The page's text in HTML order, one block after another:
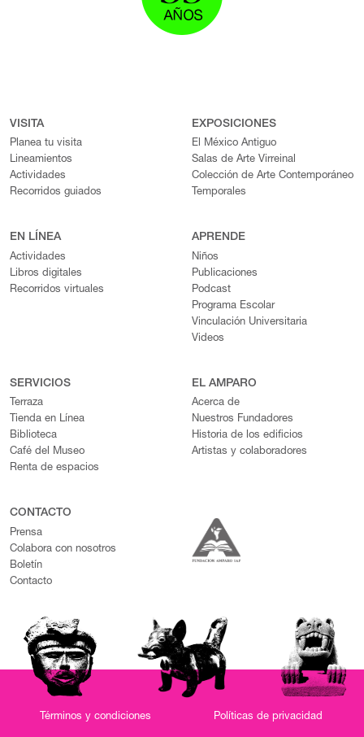
VISITA
Planea tu visita
Lineamientos
Actividades
Recorridos guiados
EXPOSICIONES
El México Antiguo
Salas de Arte Virreinal
Colección de Arte Contemporáneo
Temporales
EN LÍNEA
Actividades
Libros digitales
Recorridos virtuales
APRENDE
Niños
Publicaciones
Podcast
Programa Escolar
Vinculación Universitaria
Videos
SERVICIOS
Terraza
Tienda en Línea
Biblioteca
Café del Museo
Renta de espacios
EL AMPARO
Acerca de
Nuestros Fundadores
Historia de los edificios
Artistas y colaboradores
CONTACTO
Prensa
Colabora con nosotros
Boletín
Contacto
Términos y condiciones Políticas de privacidad